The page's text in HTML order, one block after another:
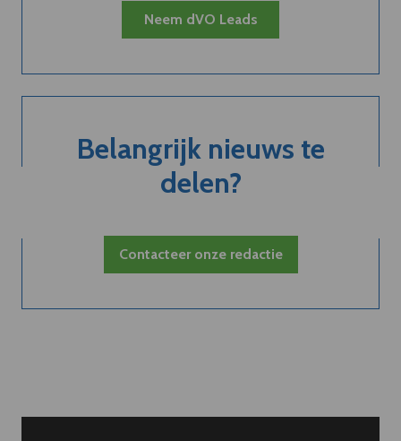
Neem dVO Leads
Belangrijk nieuws te
delen?
Contacteer onze redactie